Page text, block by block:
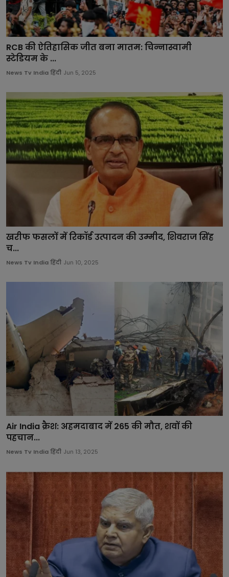
RCB की ऐतिहासिक जीत बना मातम: चिन्नास्वामी
स्टेडियम के ...
News Tv India हिंदी Jun 5, 2025
खरीफ फसलों में रिकॉर्ड उत्पादन की उम्मीद, शिवराज सिंह
च...
News Tv India हिंदी Jun 10, 2025
Air India क्रैश: अहमदाबाद में 265 की मौत, शवों की
पहचान...
News Tv India हिंदी Jun 13, 2025